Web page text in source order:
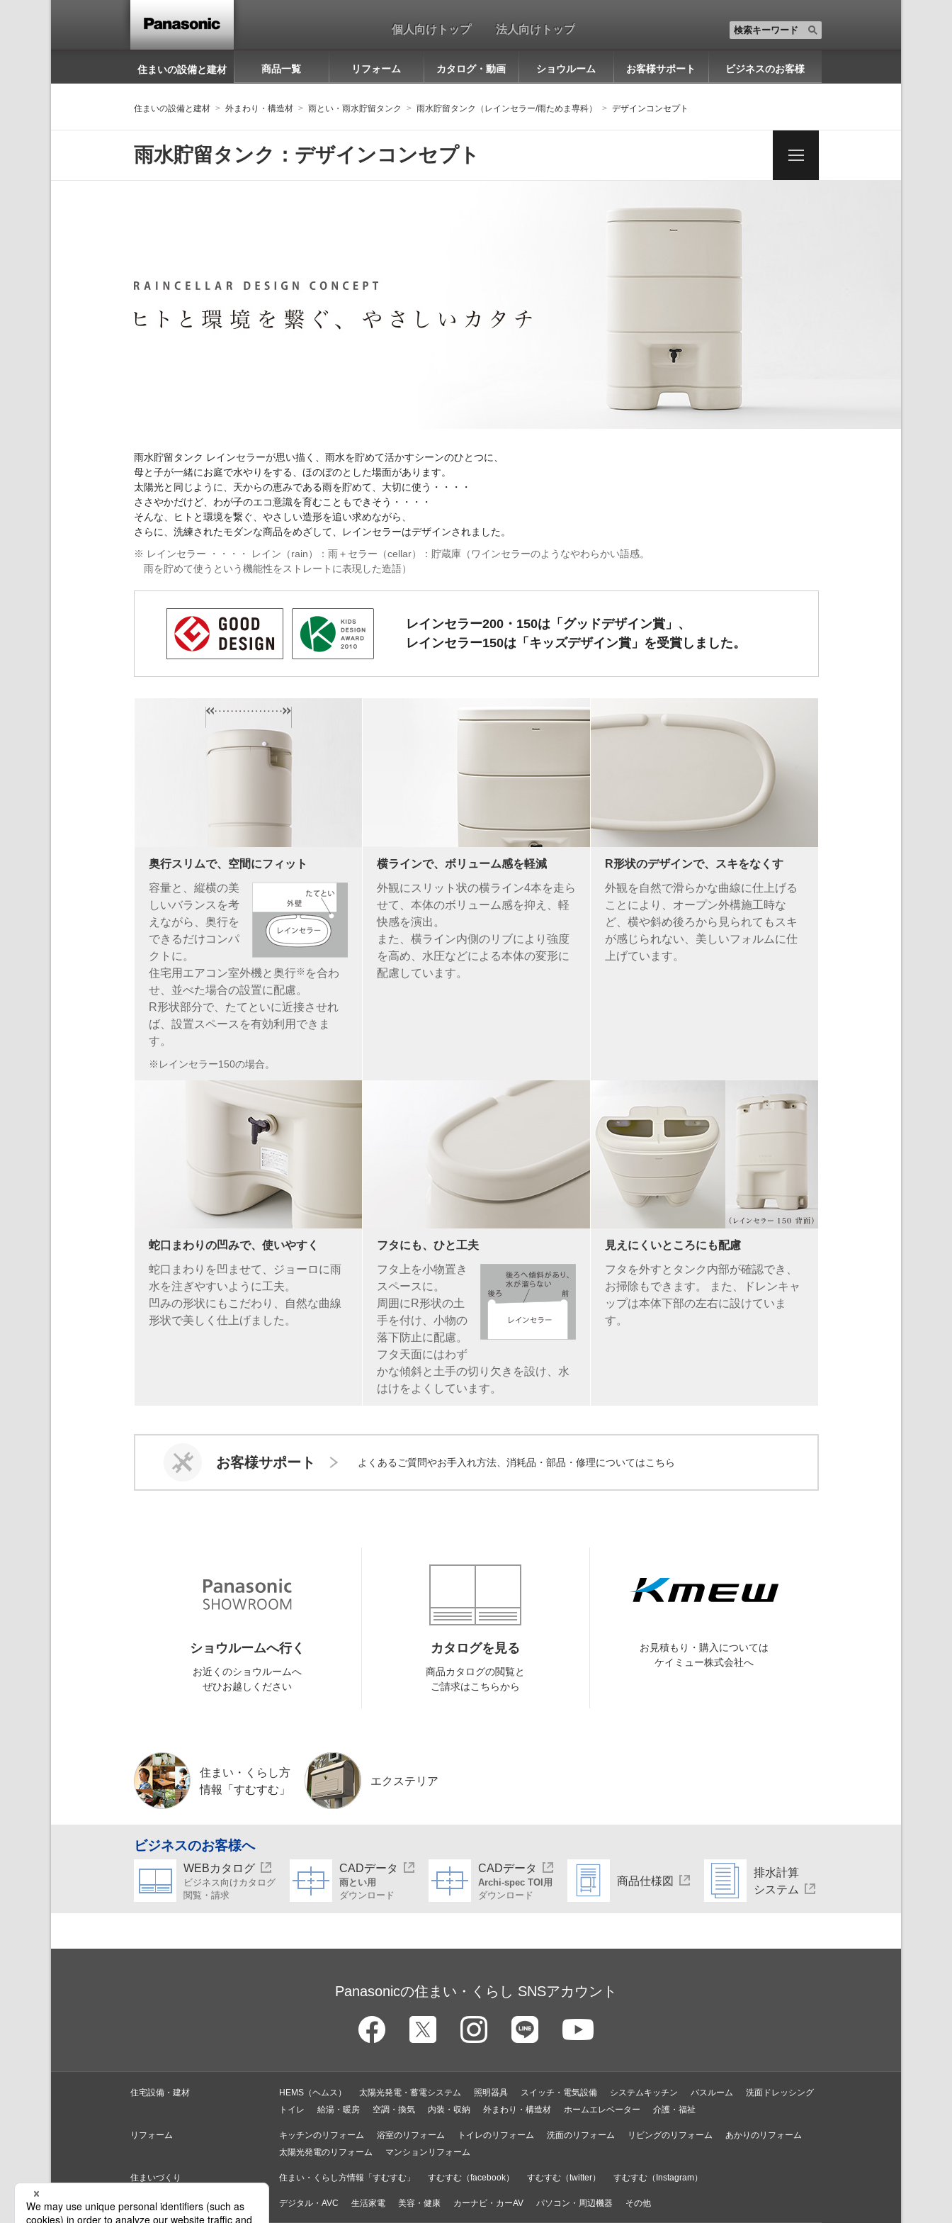
個人向けトップ 法人向けトップ
住まいの設備と建材 商品一覧 リフォーム カタログ・動画 ショウルーム お客様サポート ビジネスのお客様
住まいの設備と建材 外まわり・構造材 雨とい・雨水貯留タンク 雨水貯留タンク（レインセラー/雨ためま専科） デザインコンセプト
雨水貯留タンク：デザインコンセプト
雨水貯留タンク レインセラーが思い描く、雨水を貯めて活かすシーンのひとつに、
母と子が一緒にお庭で水やりをする、ほのぼのとした場面があります。
太陽光と同じように、天からの恵みである雨を貯めて、大切に使う・・・・
ささやかだけど、わが子のエコ意識を育むこともできそう・・・・
そんな、ヒトと環境を繋ぐ、やさしい造形を追い求めながら、
さらに、洗練されたモダンな商品をめざして、レインセラーはデザインされました。
※ レインセラー ・・・・ レイン（rain）：雨＋セラー（cellar）：貯蔵庫（ワインセラーのようなやわらかい語感。
雨を貯めて使うという機能性をストレートに表現した造語）
レインセラー200・150は「グッドデザイン賞」、
レインセラー150は「キッズデザイン賞」を受賞しました。
奥行スリムで、空間にフィット
容量と、縦横の美
しいバランスを考
えながら、奥行を
できるだけコンパ
クトに。
住宅用エアコン室外機と奥行※ を合わ
せ、並べた場合の設置に配慮。
R形状部分で、たてといに近接させれ
ば、設置スペースを有効利用できま
す。
※レインセラー150の場合。
横ラインで、ボリューム感を軽減
外観にスリット状の横ライン4本を走ら
せて、本体のボリューム感を抑え、軽
快感を演出。
また、横ライン内側のリブにより強度
を高め、水圧などによる本体の変形に
配慮しています。
R形状のデザインで、スキをなくす
外観を自然で滑らかな曲線に仕上げる
ことにより、オープン外構施工時な
ど、横や斜め後ろから見られてもスキ
が感じられない、美しいフォルムに仕
上げています。
蛇口まわりの凹みで、使いやすく
蛇口まわりを凹ませて、ジョーロに雨
水を注ぎやすいように工夫。
凹みの形状にもこだわり、自然な曲線
形状で美しく仕上げました。
フタにも、ひと工夫
フタ上を小物置き
スペースに。
周囲にR形状の土
手を付け、小物の
落下防止に配慮。
フタ天面にはわず
かな傾斜と土手の切り欠きを設け、水
はけをよくしています。
見えにくいところにも配慮
フタを外すとタンク内部が確認でき、
お掃除もできます。 また、ドレンキャ
ップは本体下部の左右に設けていま
す。
お客様サポート よくあるご質問やお手入れ方法、消耗品・部品・修理についてはこちら
ショウルームへ行く
お近くのショウルームへ
ぜひお越しください
カタログを見る
商品カタログの閲覧と
ご請求はこちらから
お見積もり・購入については
ケイミュー株式会社へ
住まい・くらし方
情報「すむすむ」
エクステリア
ビジネスのお客様へ
WEBカタログ
ビジネス向けカタログ
閲覧・請求
CADデータ
雨とい用
ダウンロード
CADデータ
Archi-spec TOI用
ダウンロード
商品仕様図
排水計算
システム
Panasonicの住まい・くらし SNSアカウント
住宅設備・建材 HEMS（ヘムス） 太陽光発電・蓄電システム 照明器具 スイッチ・電気設備 システムキッチン バスルーム
洗面ドレッシング
トイレ
給湯・暖房 空調・換気 内装・収納 外まわり・構造材 ホームエレベーター 介護・福祉
リフォーム キッチンのリフォーム 浴室のリフォーム トイレのリフォーム 洗面のリフォーム リビングのリフォーム
あかりのリフォーム
太陽光発電のリフォーム
マンションリフォーム
住まいづくり 住まい・くらし方情報「すむすむ」 すむすむ（facebook） すむすむ（twitter） すむすむ（Instagram）
家電商品 デジタル・AVC 生活家電 美容・健康 カーナビ・カーAV パソコン・周辺機器 その他